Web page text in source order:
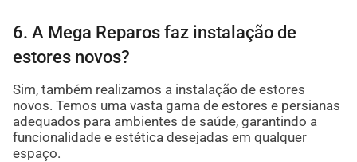
6. A Mega Reparos faz instalação de
estores novos?
Sim, também realizamos a instalação de estores
novos. Temos uma vasta gama de estores e persianas
adequados para ambientes de saúde, garantindo a
funcionalidade e estética desejadas em qualquer
espaço.